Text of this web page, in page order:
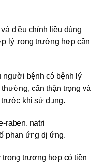
điều chỉnh liều dùng
lý trong trường hợp cần
người bệnh có bệnh lý
cẩn thận trọng và
trước khi sử dụng.
raben, natri
phan ứng dị ứng.
trong trường hợp có tiền